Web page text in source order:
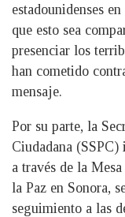
estadounidenses
que esto sea
presenciar los
han cometido
mensaje.
Por su parte, la
Ciudadana
a través de la
la Paz en Sonora,
seguimiento a las